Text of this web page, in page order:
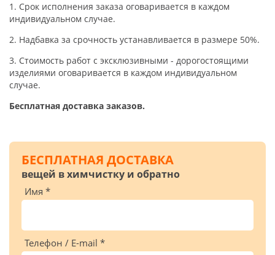
1. Срок исполнения заказа оговаривается в каждом
индивидуальном случае.
2. Надбавка за срочность устанавливается в размере 50%.
3. Стоимость работ с эксклюзивными - дорогостоящими
изделиями оговаривается в каждом индивидуальном
случае.
Бесплатная доставка заказов.
БЕСПЛАТНАЯ ДОСТАВКА
вещей в химчистку и обратно
Имя *
Телефон / E-mail *